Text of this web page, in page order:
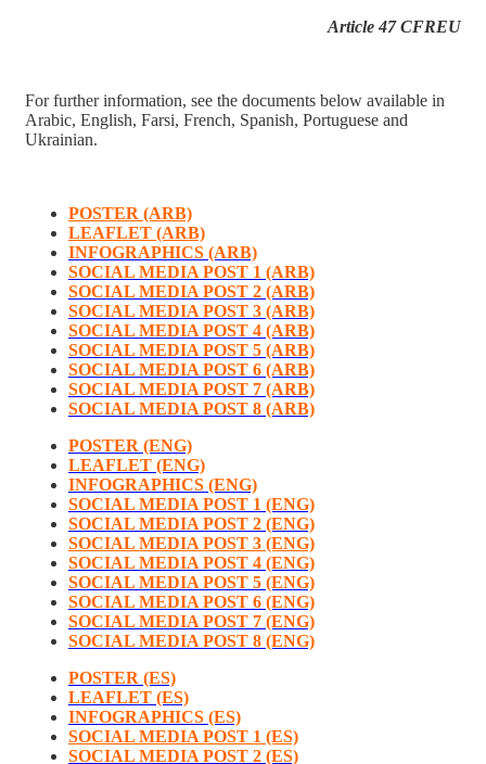
Article 47 CFREU
For further information, see the documents below available in
Arabic, English, Farsi, French, Spanish, Portuguese and
Ukrainian.
POSTER (ARB)
LEAFLET (ARB)
INFOGRAPHICS (ARB)
SOCIAL MEDIA POST 1 (ARB)
SOCIAL MEDIA POST 2 (ARB)
SOCIAL MEDIA POST 3 (ARB)
SOCIAL MEDIA POST 4 (ARB)
SOCIAL MEDIA POST 5 (ARB)
SOCIAL MEDIA POST 6 (ARB)
SOCIAL MEDIA POST 7 (ARB)
SOCIAL MEDIA POST 8 (ARB)
POSTER (ENG)
LEAFLET (ENG)
INFOGRAPHICS (ENG)
SOCIAL MEDIA POST 1 (ENG)
SOCIAL MEDIA POST 2 (ENG)
SOCIAL MEDIA POST 3 (ENG)
SOCIAL MEDIA POST 4 (ENG)
SOCIAL MEDIA POST 5 (ENG)
SOCIAL MEDIA POST 6 (ENG)
SOCIAL MEDIA POST 7 (ENG)
SOCIAL MEDIA POST 8 (ENG)
POSTER (ES)
LEAFLET (ES)
INFOGRAPHICS (ES)
SOCIAL MEDIA POST 1 (ES)
SOCIAL MEDIA POST 2 (ES)